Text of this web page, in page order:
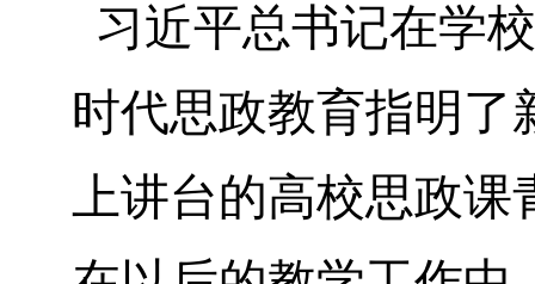
习近平总书记在学
时代思政教育指明了
上讲台的高校思政课